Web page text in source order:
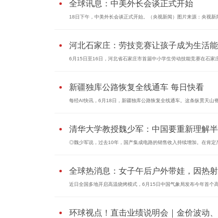
全球讯息：中美外长会谈正式开始
18日下午，中美外长会谈正式开始。（央视新闻）图片来源：央视新
河北石家庄：劳技竞赛让孩子成为生活
6月15日至16日，河北省石家庄市首届中小学生劳动技能竞赛在石家
新疆独库公路恢复全线通车 每日快看
每经AI快讯，6月18日，新疆独库公路恢复全线通车。这条纵贯天山
清华大学教授魏少军：中国要重新理解
◎魏少军说，过去10年，国产集成电路的销售收入持续增加。在肯定
全球热消息：女子午后户外带娃，因热
近日全国多地开启高温烧烤模式，6月15日中国气象局发布今年首个
环球视点！直击业绩说明会｜金价波动